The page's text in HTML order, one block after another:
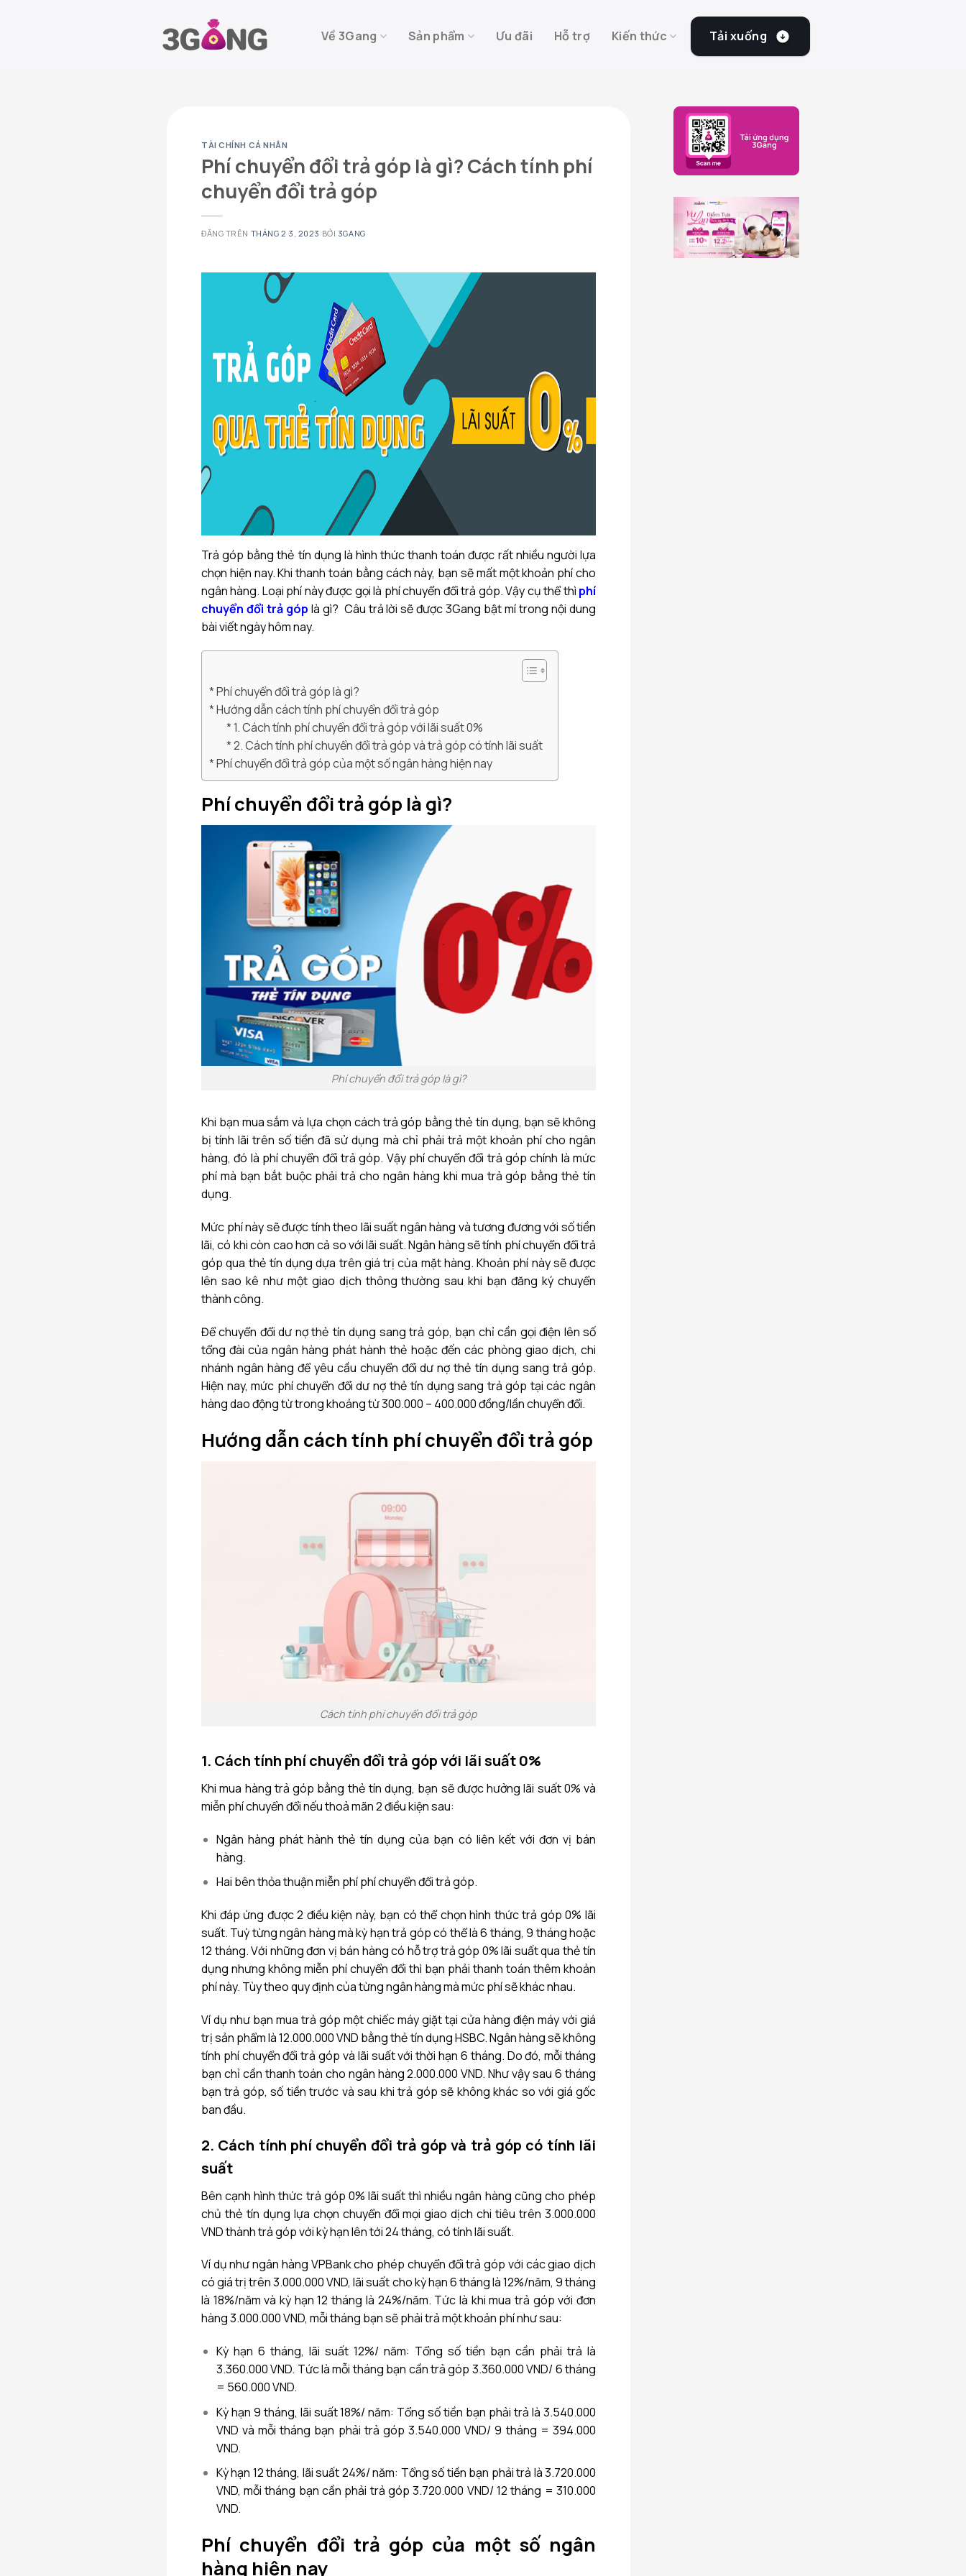
Về 3Gang Sản phẩm Ưu đãi Hỗ trợ Kiến thức Tải xuống
TÀI CHÍNH CÁ NHÂN
Phí chuyển đổi trả góp là gì? Cách tính phí
chuyển đổi trả góp
ĐĂNG TRÊN THÁNG 2 3, 2023 BỞI 3GANG
Trả góp bằng thẻ tín dụng là hình thức thanh toán được rất nhiều người lựa
chọn hiện nay. Khi thanh toán bằng cách này, bạn sẽ mất một khoản phí cho
ngân hàng. Loại phí này được gọi là phí chuyển đổi trả góp. Vậy cụ thể thì phí
chuyển đổi trả góp là gì? Câu trả lời sẽ được 3Gang bật mí trong nội dung
bài viết ngày hôm nay.
Phí chuyển đổi trả góp là gì?
Hướng dẫn cách tính phí chuyển đổi trả góp
1. Cách tính phí chuyển đổi trả góp với lãi suất 0%
2. Cách tính phí chuyển đổi trả góp và trả góp có tính lãi suất
Phí chuyển đổi trả góp của một số ngân hàng hiện nay
Phí chuyển đổi trả góp là gì?
Phí chuyển đổi trả góp là gì?
Khi bạn mua sắm và lựa chọn cách trả góp bằng thẻ tín dụng, bạn sẽ không
bị tính lãi trên số tiền đã sử dụng mà chỉ phải trả một khoản phí cho ngân
hàng, đó là phí chuyển đổi trả góp. Vậy phí chuyển đổi trả góp chính là mức
phí mà bạn bắt buộc phải trả cho ngân hàng khi mua trả góp bằng thẻ tín
dụng.
Mức phí này sẽ được tính theo lãi suất ngân hàng và tương đương với số tiền
lãi, có khi còn cao hơn cả so với lãi suất. Ngân hàng sẽ tính phí chuyển đổi trả
góp qua thẻ tín dụng dựa trên giá trị của mặt hàng. Khoản phí này sẽ được
lên sao kê như một giao dịch thông thường sau khi bạn đăng ký chuyển
thành công.
Để chuyển đổi dư nợ thẻ tín dụng sang trả góp, bạn chỉ cần gọi điện lên số
tổng đài của ngân hàng phát hành thẻ hoặc đến các phòng giao dịch, chi
nhánh ngân hàng để yêu cầu chuyển đổi dư nợ thẻ tín dụng sang trả góp.
Hiện nay, mức phí chuyển đổi dư nợ thẻ tín dụng sang trả góp tại các ngân
hàng dao động từ trong khoảng từ 300.000 – 400.000 đồng/lần chuyển đổi.
Hướng dẫn cách tính phí chuyển đổi trả góp
Cách tính phí chuyển đổi trả góp
1. Cách tính phí chuyển đổi trả góp với lãi suất 0%
Khi mua hàng trả góp bằng thẻ tín dụng, bạn sẽ được hưởng lãi suất 0% và
miễn phí chuyển đổi nếu thoả mãn 2 điều kiện sau:
Ngân hàng phát hành thẻ tín dụng của bạn có liên kết với đơn vị bán
hàng.
Hai bên thỏa thuận miễn phí phí chuyển đổi trả góp.
Khi đáp ứng được 2 điều kiện này, bạn có thể chọn hình thức trả góp 0% lãi
suất. Tuỳ từng ngân hàng mà kỳ hạn trả góp có thể là 6 tháng, 9 tháng hoặc
12 tháng.Với những đơn vị bán hàng có hỗ trợ trả góp 0% lãi suất qua thẻ tín
dụng nhưng không miễn phí chuyển đổi thì bạn phải thanh toán thêm khoản
phí này. Tùy theo quy định của từng ngân hàng mà mức phí sẽ khác nhau.
Ví dụ như bạn mua trả góp một chiếc máy giặt tại cửa hàng điện máy với giá
trị sản phẩm là 12.000.000 VND bằng thẻ tín dụng HSBC. Ngân hàng sẽ không
tính phí chuyển đổi trả góp và lãi suất với thời hạn 6 tháng. Do đó, mỗi tháng
bạn chỉ cần thanh toán cho ngân hàng 2.000.000 VND. Như vậy sau 6 tháng
bạn trả góp, số tiền trước và sau khi trả góp sẽ không khác so với giá gốc
ban đầu.
2. Cách tính phí chuyển đổi trả góp và trả góp có tính lãi
suất
Bên cạnh hình thức trả góp 0% lãi suất thì nhiều ngân hàng cũng cho phép
chủ thẻ tín dụng lựa chọn chuyển đổi mọi giao dịch chi tiêu trên 3.000.000
VND thành trả góp với kỳ hạn lên tới 24 tháng, có tính lãi suất.
Ví dụ như ngân hàng VPBank cho phép chuyển đổi trả góp với các giao dịch
có giá trị trên 3.000.000 VND, lãi suất cho kỳ hạn 6 tháng là 12%/năm, 9 tháng
là 18%/năm và kỳ hạn 12 tháng là 24%/năm. Tức là khi mua trả góp với đơn
hàng 3.000.000 VND, mỗi tháng bạn sẽ phải trả một khoản phí như sau:
Kỳ hạn 6 tháng, lãi suất 12%/ năm: Tổng số tiền bạn cần phải trả là
3.360.000 VND. Tức là mỗi tháng bạn cần trả góp 3.360.000 VND/ 6 tháng
= 560.000 VND.
Kỳ hạn 9 tháng, lãi suất 18%/ năm: Tổng số tiền bạn phải trả là 3.540.000
VND và mỗi tháng bạn phải trả góp 3.540.000 VND/ 9 tháng = 394.000
VND.
Kỳ hạn 12 tháng, lãi suất 24%/ năm: Tổng số tiền bạn phải trả là 3.720.000
VND, mỗi tháng bạn cần phải trả góp 3.720.000 VND/ 12 tháng = 310.000
VND.
Phí chuyển đổi trả góp của một số ngân
hàng hiện nay